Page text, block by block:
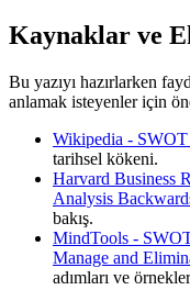
Kaynaklar ve
Bu yazıyı hazırlarken
anlamak isteyenler için
Wikipedia -
tarihsel kökeni.
Harvard Business
Analysis
bakış.
MindTools -
Manage and
adımları ve